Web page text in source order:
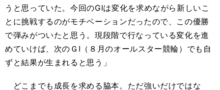
うと思っていた。今回のGⅠは変化を求めながら新しいこ
とに挑戦するのがモチベーションだったので、この優勝
で弾みがついたと思う。現段階で行なっている変化を進
めていけば、次のＧⅠ（８月のオールスター競輪）でも自
ずと結果が生まれると思う」
どこまでも成長を求める脇本。ただ強いだけではな